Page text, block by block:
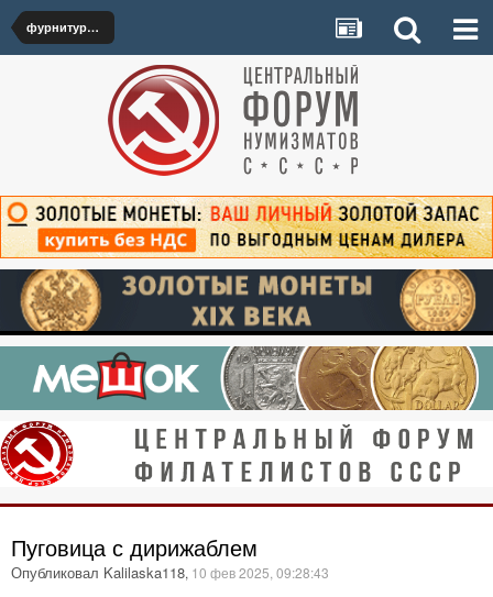
фурнитура/амуниция
Пуговица с дирижаблем
Опубликовал Kalilaska118, 10 фев 2025, 09:28:43